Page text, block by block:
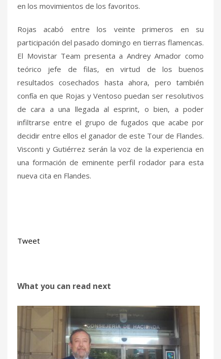
en los movimientos de los favoritos.
Rojas acabó entre los veinte primeros en su
participación del pasado domingo en tierras flamencas.
El Movistar Team presenta a Andrey Amador como
teórico jefe de filas, en virtud de los buenos
resultados cosechados hasta ahora, pero también
confía en que Rojas y Ventoso puedan ser resolutivos
de cara a una llegada al esprint, o bien, a poder
infiltrarse entre el grupo de fugados que acabe por
decidir entre ellos el ganador de este Tour de Flandes.
Visconti y Gutiérrez serán la voz de la experiencia en
una formación de eminente perfil rodador para esta
nueva cita en Flandes.
Tweet
What you can read next